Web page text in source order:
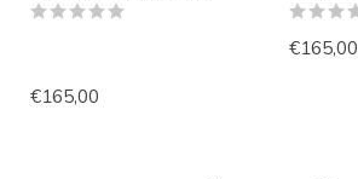
€165,00
€165,00